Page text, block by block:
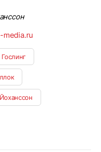
media.ru